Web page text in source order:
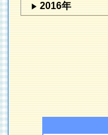
2016年